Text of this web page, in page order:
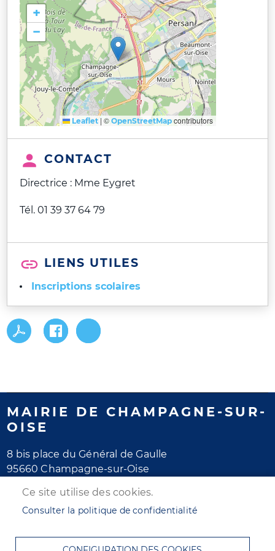
+
−
Leaflet | ©OpenStreetMap contributors
CONTACT
Directrice : Mme Eygret
Tél. 01 39 37 64 79
LIENS UTILES
Inscriptions scolaires
MAIRIE DE CHAMPAGNE-SUR-
OISE
8 bis place du Général de Gaulle
95660 Champagne-sur-Oise
Horaires d'ouverture
Vendredi : de 8h30 à 12h et de 13h30 à 16h30
Ce site utilise des cookies.
Consulter la politique de confidentialité